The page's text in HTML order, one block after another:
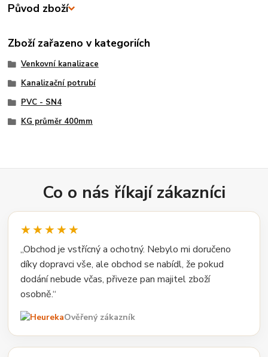
Původ zboží
Zboží zařazeno v kategoriích
Venkovní kanalizace
Kanalizační potrubí
PVC - SN4
KG průměr 400mm
Co o nás říkají zákazníci
★★★★★
„Obchod je vstřícný a ochotný. Nebylo mi doručeno
díky dopravci vše, ale obchod se nabídl, že pokud
dodání nebude včas, přiveze pan majitel zboží
osobně.“
Ověřený zákazník